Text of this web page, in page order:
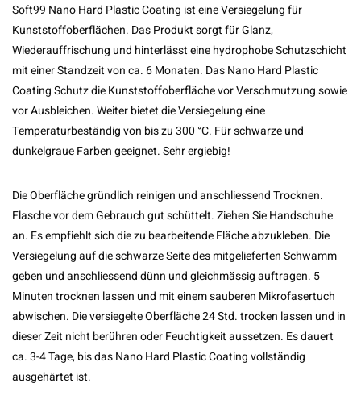
Soft99 Nano Hard Plastic Coating ist eine Versiegelung für
Kunststoffoberflächen. Das Produkt sorgt für Glanz,
Wiederauffrischung und hinterlässt eine hydrophobe Schutzschicht
mit einer Standzeit von ca. 6 Monaten. Das Nano Hard Plastic
Coating Schutz die Kunststoffoberfläche vor Verschmutzung sowie
vor Ausbleichen. Weiter bietet die Versiegelung eine
Temperaturbeständig von bis zu 300 °C. Für schwarze und
dunkelgraue Farben geeignet. Sehr ergiebig!
Die Oberfläche gründlich reinigen und anschliessend Trocknen.
Flasche vor dem Gebrauch gut schüttelt. Ziehen Sie Handschuhe
an. Es empfiehlt sich die zu bearbeitende Fläche abzukleben. Die
Versiegelung auf die schwarze Seite des mitgelieferten Schwamm
geben und anschliessend dünn und gleichmässig auftragen. 5
Minuten trocknen lassen und mit einem sauberen Mikrofasertuch
abwischen. Die versiegelte Oberfläche 24 Std. trocken lassen und in
dieser Zeit nicht berühren oder Feuchtigkeit aussetzen. Es dauert
ca. 3-4 Tage, bis das Nano Hard Plastic Coating vollständig
ausgehärtet ist.